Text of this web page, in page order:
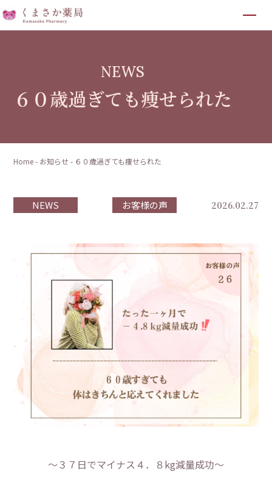
NEWS
６０歳過ぎても痩せられた
Home- お知らせ- ６０歳過ぎても痩せられた
NEWS お客様の声 2026.02.27
～３７日でマイナス４．８kg減量成功～